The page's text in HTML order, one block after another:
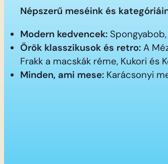
Népszerű meséink és
Modern kedvencek:
Örök klasszikusok és retro: A
Frakk a macskák réme, Kukori és
Minden, ami mese: Karácsonyi